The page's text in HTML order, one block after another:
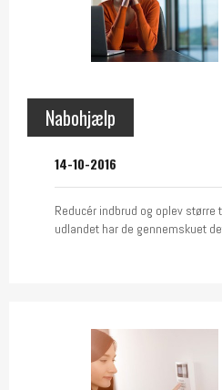
Nabohjælp
14-10-2016
Reducér indbrud og oplev
udlandet har de gennemskuet